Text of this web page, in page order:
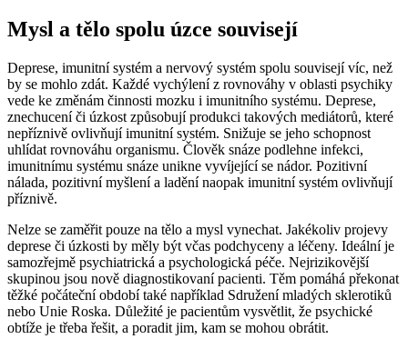
Mysl a tělo spolu úzce souvisejí
Deprese, imunitní systém a nervový systém spolu souvisejí víc, než
by se mohlo zdát. Každé vychýlení z rovnováhy v oblasti psychiky
vede ke změnám činnosti mozku i imunitního systému. Deprese,
znechucení či úzkost způsobují produkci takových mediátorů, které
nepříznivě ovlivňují imunitní systém. Snižuje se jeho schopnost
uhlídat rovnováhu organismu. Člověk snáze podlehne infekci,
imunitnímu systému snáze unikne vyvíjející se nádor. Pozitivní
nálada, pozitivní myšlení a ladění naopak imunitní systém ovlivňují
příznivě.
Nelze se zaměřit pouze na tělo a mysl vynechat. Jakékoliv projevy
deprese či úzkosti by měly být včas podchyceny a léčeny. Ideální je
samozřejmě psychiatrická a psychologická péče. Nejrizikovější
skupinou jsou nově diagnostikovaní pacienti. Těm pomáhá překonat
těžké počáteční období také například Sdružení mladých sklerotiků
nebo Unie Roska. Důležité je pacientům vysvětlit, že psychické
obtíže je třeba řešit, a poradit jim, kam se mohou obrátit.